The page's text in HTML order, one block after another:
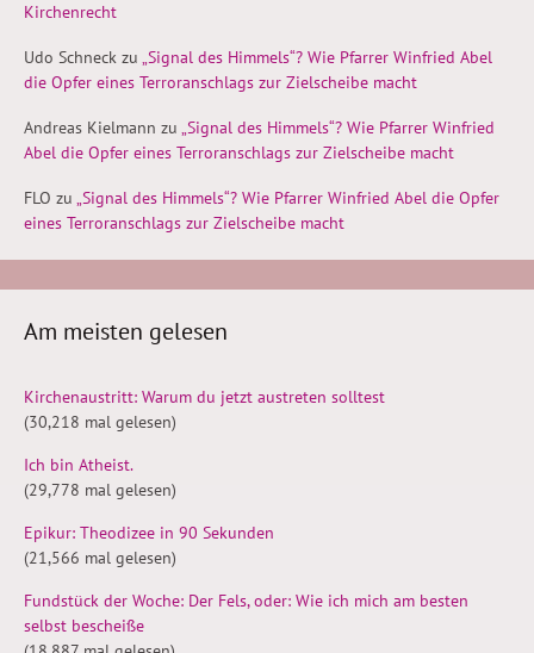
Kirchenrecht
Udo Schneck zu „Signal des Himmels“? Wie Pfarrer Winfried Abel
die Opfer eines Terroranschlags zur Zielscheibe macht
Andreas Kielmann zu „Signal des Himmels“? Wie Pfarrer Winfried
Abel die Opfer eines Terroranschlags zur Zielscheibe macht
FLO zu „Signal des Himmels“? Wie Pfarrer Winfried Abel die Opfer
eines Terroranschlags zur Zielscheibe macht
Am meisten gelesen
Kirchenaustritt: Warum du jetzt austreten solltest
(30,218 mal gelesen)
Ich bin Atheist.
(29,778 mal gelesen)
Epikur: Theodizee in 90 Sekunden
(21,566 mal gelesen)
Fundstück der Woche: Der Fels, oder: Wie ich mich am besten
selbst bescheiße